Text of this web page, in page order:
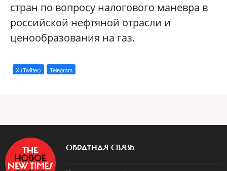
стран по вопросу налогового маневра в
российской нефтяной отрасли и
ценообразования на газ.
X (Twitter) Telegram
ОБРАТНАЯ СВЯЗЬ